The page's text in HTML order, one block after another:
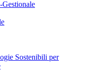
Sostenibili per